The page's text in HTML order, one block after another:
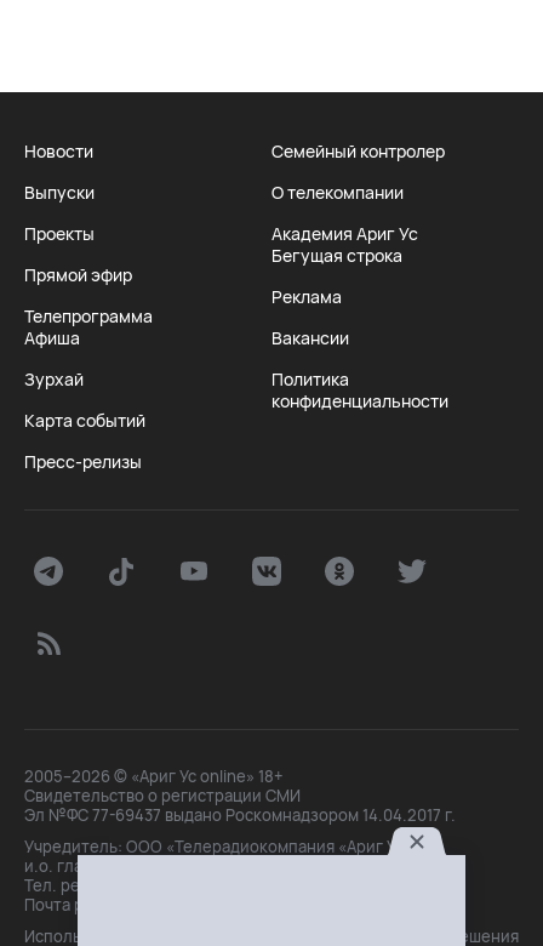
Новости
Выпуски
Проекты
Прямой эфир
Телепрограмма
Афиша
Зурхай
Карта событий
Пресс-релизы
Семейный контролер
О телекомпании
Академия Ариг Ус
Бегущая строка
Реклама
Вакансии
Политика
конфиденциальности
2005–2026 © «Ариг Ус online» 18+
Свидетельство о регистрации СМИ
Эл №ФС 77-69437 выдано Роскомнадзором 14.04.2017 г.
Учредитель: ООО «Телерадиокомпания «Ариг Ус»,
и.о. главного редактора: Маханова О.Б.
Тел. peдakции: +7(3012)21-30-14,
Почта peдakции: editor@arigus.tv
Использование материалов только с письменного разрешения